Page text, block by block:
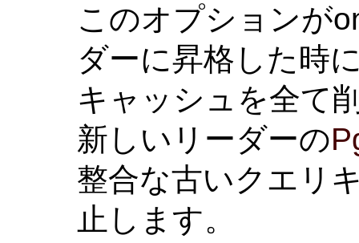
このオプションが
ダーに昇格した時
キャッシュを全て
新しいリーダーの
整合な古いクエリ
止します。